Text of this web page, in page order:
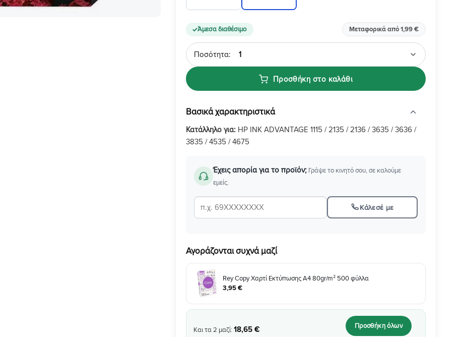
Άμεσα διαθέσιμο Μεταφορικά από 1,99 €
Ποσότητα
Προσθήκη στο καλάθι
Βασικά χαρακτηριστικά
Κατάλληλο για: HP INK ADVANTAGE 1115 / 2135 / 2136 / 3635 / 3636 /
3835 / 4535 / 4675
Έχεις απορία για το προϊόν; Γράψε το κινητό σου, σε καλούμε
εμείς.
Κάλεσέ με
Αγοράζονται συχνά μαζί
Rey Copy Χαρτί Εκτύπωσης A4 80gr/m² 500 φύλλα
3,95€
Και τα2 μαζί: 18,65 € Προσθήκη όλων